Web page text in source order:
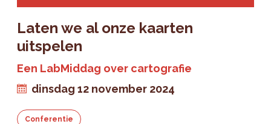
Laten we al onze kaarten
uitspelen
Een LabMiddag over cartografie
dinsdag 12 november 2024
Conferentie